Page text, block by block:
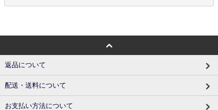
返品について
配送・送料について
お支払い方法について